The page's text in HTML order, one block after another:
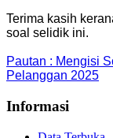
Terima kasih
soal selidik ini.
Pautan : Mengisi
Pelanggan 2025
Informasi